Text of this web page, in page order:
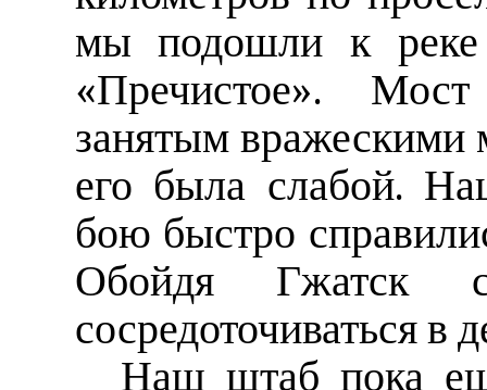
мы подошли к реке
«Пречистое».
занятым вражескими
его была слабой.
бою быстро
Обойдя Гжатск
сосредоточиваться в
Наш штаб пока